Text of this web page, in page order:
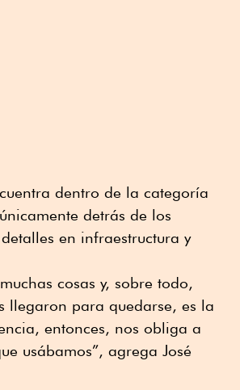
dentro de la categoría
detrás de los
en infraestructura y
cosas y, sobre todo,
llegaron para quedarse, es la
entonces, nos obliga a
usábamos”, agrega José